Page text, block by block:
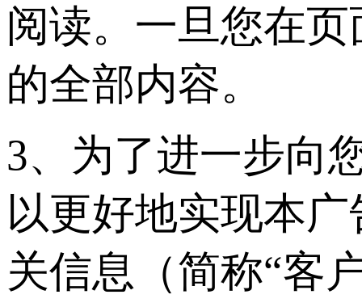
阅读。一旦您在
的全部内容。
3、为了进一步向
以更好地实现本
关信息（简称“客